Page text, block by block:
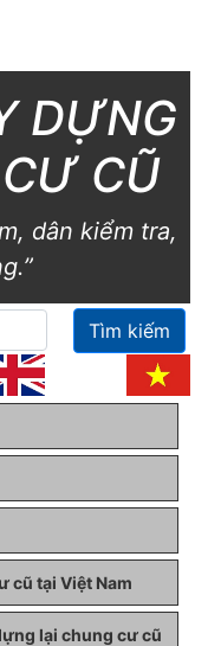
DỰNG
CŨ
dân kiểm tra,
Tìm kiếm
cũ tại Việt Nam
lại chung cư cũ